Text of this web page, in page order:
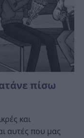
πίσω
και
αυτές που μας